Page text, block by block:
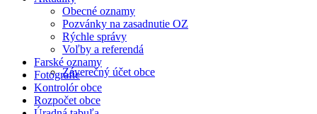
Záverečný účet obce
Obecné oznamy
Pozvánky na zasadnutie OZ
Rýchle správy
Voľby a referendá
Farské oznamy
Fotografie
Kontrolór obce
Rozpočet obce